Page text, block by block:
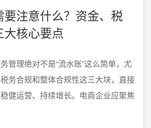
要注意什么？资金、税
核心要点
管理绝对不是“流水账”这么简单，尤
务合规和整体合规性这三大块，直接
健运营、持续增长。电商企业应聚焦